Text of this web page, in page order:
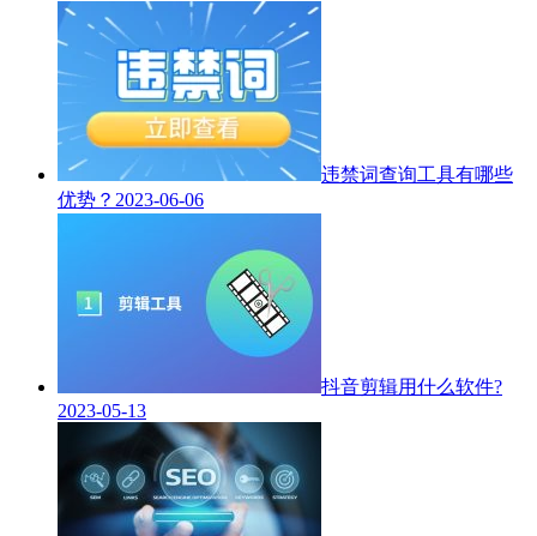
违禁词查询工具有哪些
优势？ 2023-06-06
抖音剪辑用什么软件?
2023-05-13